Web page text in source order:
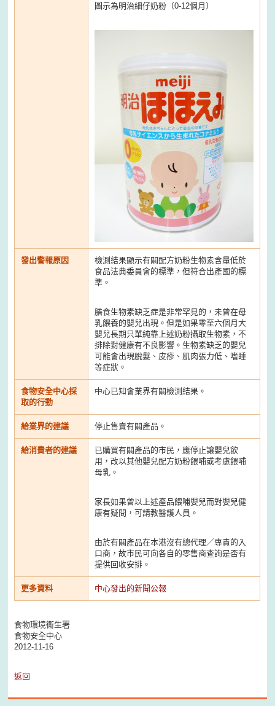
圖示為明治細仔奶粉（0-12個月）
發出警報原因
檢測結果顯示有關配方奶粉生物素含量低於
食品法典委員會的標準，但符合出產國的標
準。
膳食生物素缺乏症是非常罕見的，未曾在母
乳餵養的嬰兒出現。但是如果零至六個月大
嬰兒長期只單純靠上述奶粉攝取生物素，不
排除對健康有不良影響。生物素缺乏的嬰兒
可能會出現脫髮、皮疹、肌肉張力低、嗜睡
等症狀。
食物安全中心採
取的行動
中心已知會業界有關檢測結果。
給業界的建議 停止售賣有關產品。
給消費者的建議
已購買有關產品的市民，應停止讓嬰兒飲
用，改以其他嬰兒配方奶粉餵哺或考慮餵哺
母乳。
家長如果曾以上述產品餵哺嬰兒而對嬰兒健
康有疑問，可請教醫護人員。
由於有關產品在本港沒有總代理／專責的入
口商，故市民可向各自的零售商查詢是否有
提供回收安排。
更多資料 中心發出的新聞公報
食物環境衞生署
食物安全中心
2012-11-16
返回